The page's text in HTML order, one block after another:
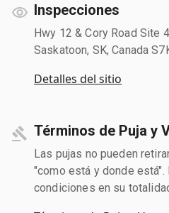
Inspecciones
Hwy 12 & Cory Road Site
Saskatoon, SK, Canada
Detalles del sitio
Términos de Puja y
Las pujas no pueden
"como está y donde
condiciones en su